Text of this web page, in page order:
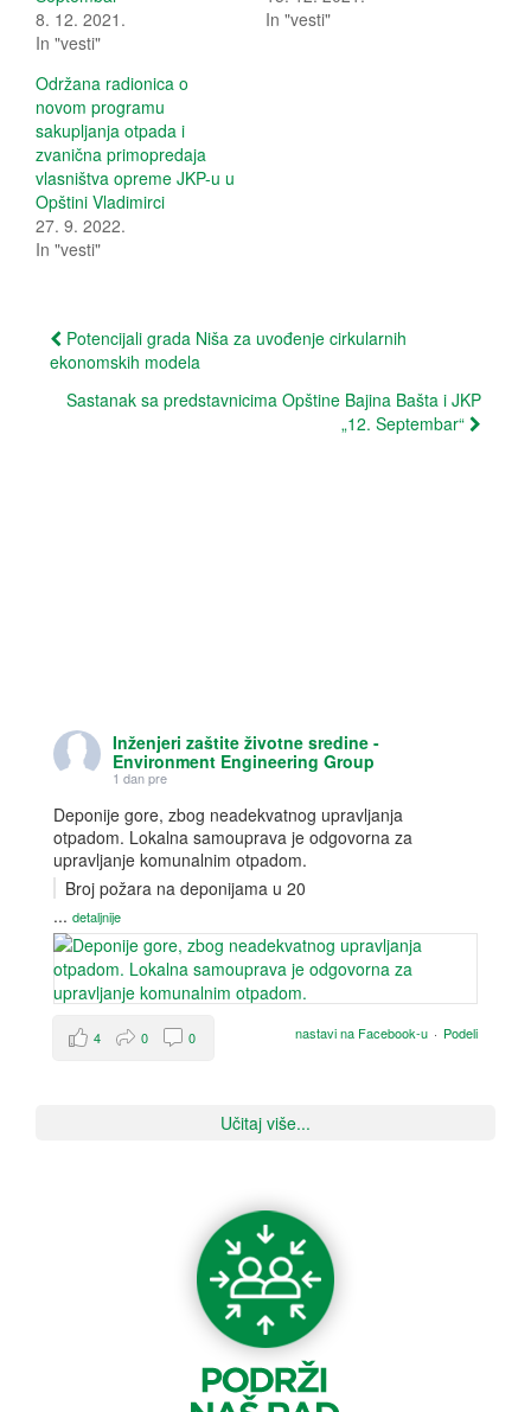
T
w
i
t
e
r
(
O
p
e
n
s
i
n
n
e
d
o
w
o
o
k
(
O
p
e
n
s
n
d
o
8. 12. 2021.
In "vesti"
In "vesti"
Održana radionica o
novom programu
sakupljanja otpada i
zvanična primopredaja
vlasništva opreme JKP-u u
Opštini Vladimirci
27. 9. 2022.
In "vesti"
Post
navigation
Potencijali grada Niša za uvođenje cirkularnih
ekonomskih modela
Sastanak sa predstavnicima Opštine Bajina Bašta i JKP
„12. Septembar“
Inženjeri zaštite životne sredine -
Environment Engineering Group
1 dan pre
Deponije gore, zbog neadekvatnog upravljanja
otpadom. Lokalna samouprava je odgovorna za
upravljanje komunalnim otpadom.
Broj požara na deponijama u 20
... detaljnije
nastavi na Facebook-u · Podeli
4 0 0
Učitaj više...